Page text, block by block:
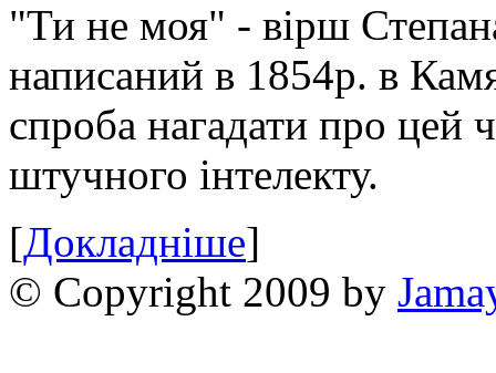
"Ти не моя" - вірш
написаний в 1854р. в
спроба нагадати про цей
штучного інтелекту.
[Докладніше]
© Copyright 2009 by